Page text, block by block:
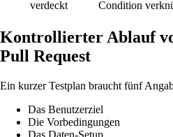
verdeckt
Condition
Kontrollierter Ablauf
Pull Request
Ein kurzer Testplan braucht fünf
Das Benutzerziel
Die Vorbedingungen
Das Daten-Setup